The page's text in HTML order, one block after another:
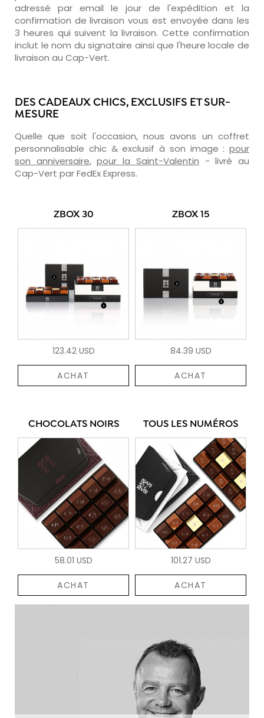
adressé par email le jour de l'expédition et la
confirmation de livraison vous est envoyée dans les
3 heures qui suivent la livraison. Cette confirmation
inclut le nom du signataire ainsi que l'heure locale de
livraison au Cap-Vert.
DES CADEAUX CHICS, EXCLUSIFS ET SUR-
MESURE
Quelle que soit l'occasion, nous avons un coffret
personnalisable chic & exclusif à son image : pour
son anniversaire,pour la Saint-Valentin - livré au
Cap-Vert par FedEx Express.
ZBOX 30
123.42 USD
ACHAT
ZBOX 15
84.39 USD
ACHAT
CHOCOLATS NOIRS
58.01 USD
ACHAT
TOUS LES NUMÉROS
101.27 USD
ACHAT